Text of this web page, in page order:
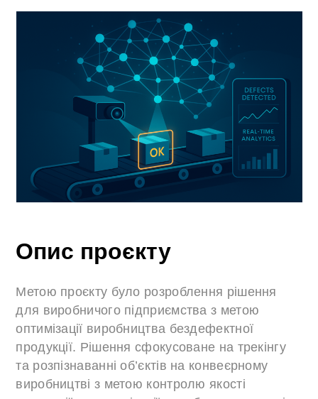
Опис проєкту
Метою проєкту було розроблення рішення
для виробничого підприємства з метою
оптимізації виробництва бездефектної
продукції. Рішення сфокусоване на трекінгу
та розпізнаванні об’єктів на конвеєрному
виробництві з метою контролю якості